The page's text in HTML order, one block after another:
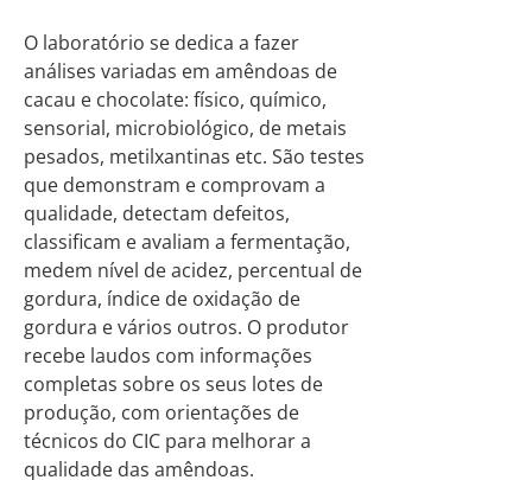
O laboratório se dedica a fazer
análises variadas em amêndoas de
cacau e chocolate: físico, químico,
sensorial, microbiológico, de metais
pesados, metilxantinas etc. São testes
que demonstram e comprovam a
qualidade, detectam defeitos,
classificam e avaliam a fermentação,
medem nível de acidez, percentual de
gordura, índice de oxidação de
gordura e vários outros. O produtor
recebe laudos com informações
completas sobre os seus lotes de
produção, com orientações de
técnicos do CIC para melhorar a
qualidade das amêndoas.